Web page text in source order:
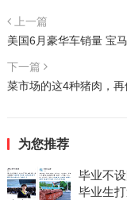
上一篇
美国6月豪华车销量 宝
下一篇
菜市场的这4种猪肉，
为您推荐
毕业不
毕业生